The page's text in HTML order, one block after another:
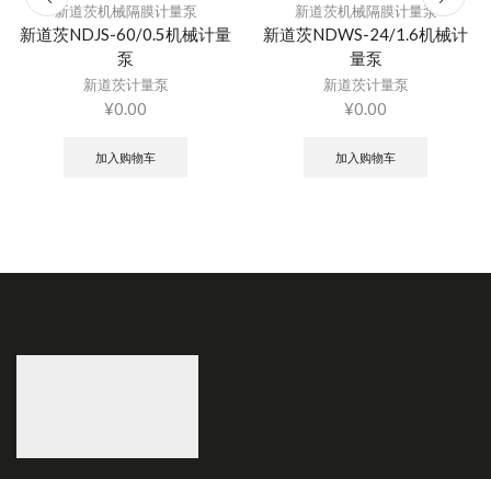
新道茨机械隔膜计量泵
新道茨NDJS-60/0.5机械计量
泵
新道茨计量泵
¥0.00
加入购物车
新道茨机械隔膜计量泵
新道茨NDWS-24/1.6机械计
量泵
新道茨计量泵
¥0.00
加入购物车